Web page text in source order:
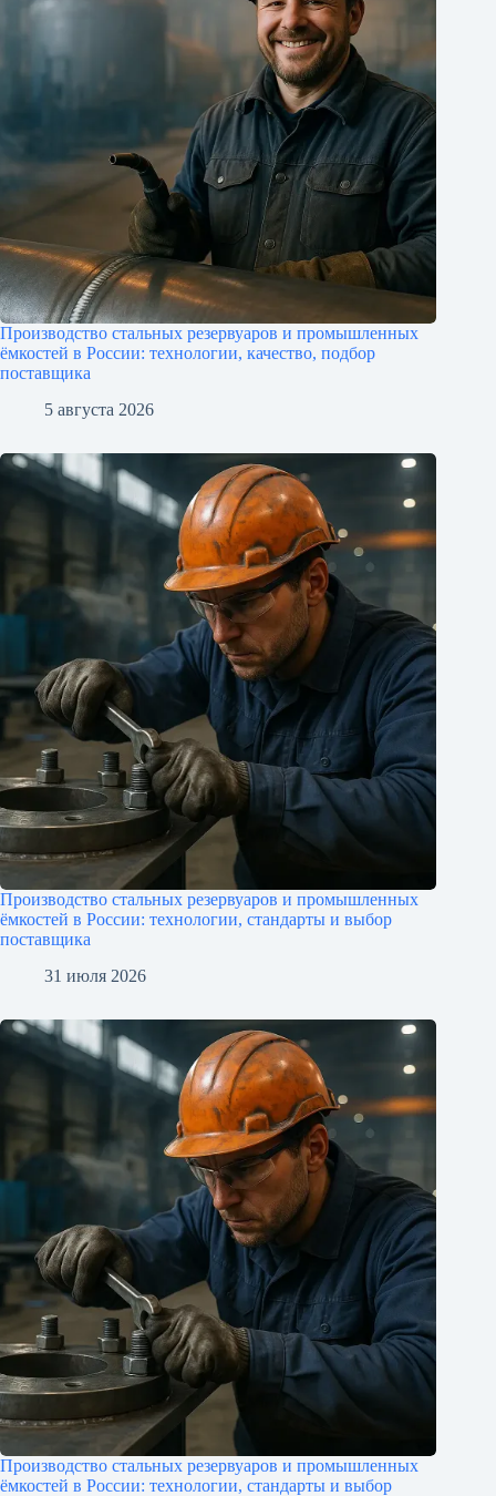
Производство стальных резервуаров и промышленных
ёмкостей в России: технологии, качество, подбор
поставщика
5 августа 2026
Производство стальных резервуаров и промышленных
ёмкостей в России: технологии, стандарты и выбор
поставщика
31 июля 2026
Производство стальных резервуаров и промышленных
ёмкостей в России: технологии, стандарты и выбор